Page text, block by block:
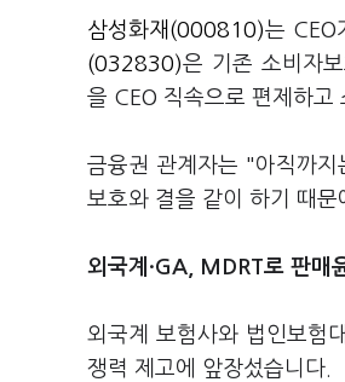
삼성화재(000810)는 CEO
(032830)은 기존 소비자
을 CEO 직속으로 편제하고
금융권 관계자는 "아직까
보호와 결을 같이 하기 때
외국계·GA, MDRT로 판매
외국계 보험사와 법인보험
쟁력 제고에 앞장섰습니다.